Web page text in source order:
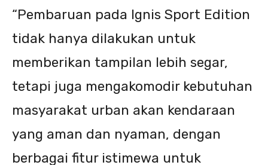
“Pembaruan pada Ignis Sport Edition
tidak hanya dilakukan untuk
memberikan tampilan lebih segar,
tetapi juga mengakomodir kebutuhan
masyarakat urban akan kendaraan
yang aman dan nyaman, dengan
berbagai fitur istimewa untuk